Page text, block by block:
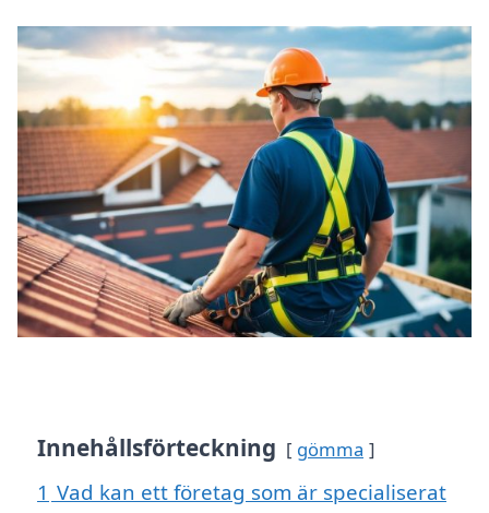
Innehållsförteckning gömma
1 Vad kan ett företag som är specialiserat